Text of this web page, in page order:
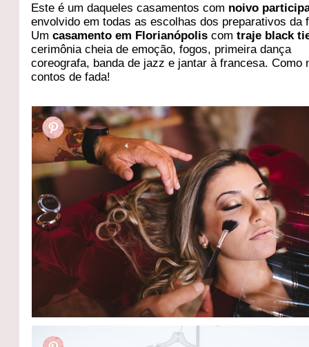
Este é um daqueles casamentos com noivo
envolvido em todas as escolhas dos preparativos da
Umcasamento em Florianópolis comtraje black
cerimônia cheia de emoção, fogos, primeira dança
coreografa, banda de jazz e jantar à francesa. Como
contos de fada!